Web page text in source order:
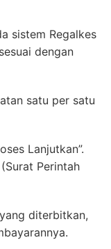
sistem Regalkes
dengan
satu per satu
Lanjutkan”.
Perintah
diterbitkan,